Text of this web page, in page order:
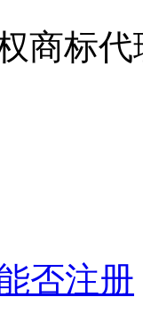
商标
否注册